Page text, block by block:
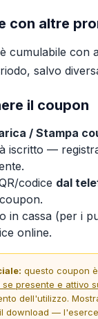
con altre
cumulabile con
salvo
il coupon
/ Stampa
iscritto —
codice dal
in cassa (per i
online.
questo coupon
presente e attivo
dell'utilizzo.
download —